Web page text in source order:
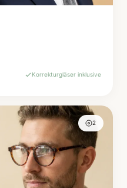
Korrekturgläser inklusive
2